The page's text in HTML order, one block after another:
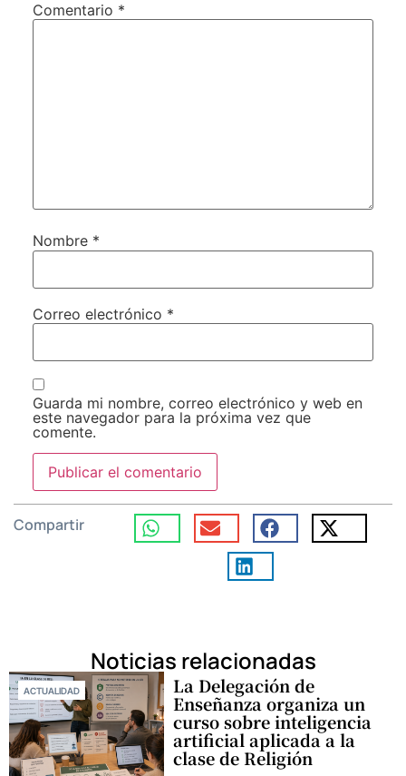
Comentario *
Nombre *
Correo electrónico *
Guarda mi nombre, correo electrónico y web en
este navegador para la próxima vez que
comente.
Compartir
Noticias relacionadas
ACTUALIDAD La Delegación de
Enseñanza organiza un
curso sobre inteligencia
artificial aplicada a la
clase de Religión